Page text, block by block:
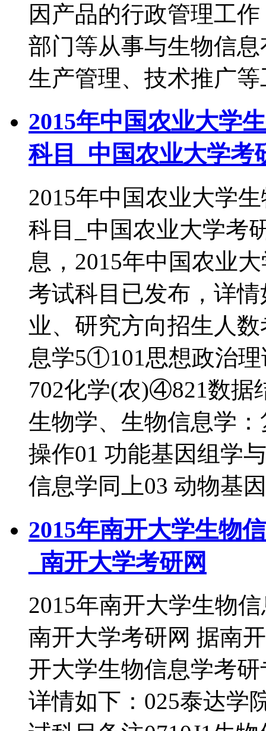
因产品的行政管理工
部门等从事与生物信
生产管理、技术推广
2015年中国农业大学
科目_中国农业大学考
2015年中国农业大学
科目_中国农业大学考
息，2015年中国农业
考试科目已发布，详
业、研究方向招生人
息学5①101思想政治
702化学(农)④821数据
生物学、生物信息学
操作01 功能基因组学
信息学同上03 动物基
2015年南开大学生物
_南开大学考研网
2015年南开大学生物
南开大学考研网 据南
开大学生物信息学考
详情如下：025泰达学